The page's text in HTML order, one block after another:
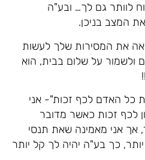
לוותר גם לך… ובע"ה
המצב בניכן.
את המסירות שלך לעשות
ולשמור על שלום בבית, הוא
כל האדם לכף זכות"- אני
לכף זכות כאשר מדובר
אך אני מאמינה שאת תנסי
כך בע"ה יהיה לך קל יותר